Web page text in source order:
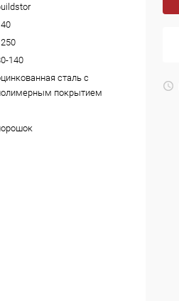
140
сталь с
покрытием